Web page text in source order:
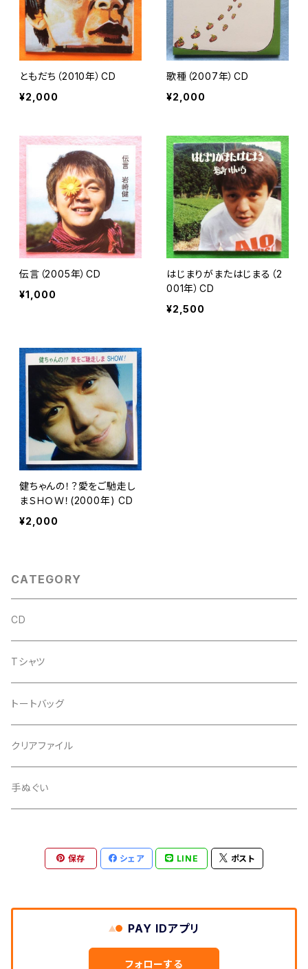
ともだち（2010年）CD
¥2,000
歌種（2007年）CD
¥2,000
伝言（2005年）CD
¥1,000
はじまりがまたはじまる（2
001年）CD
¥2,500
健ちゃんの！？愛をご馳走し
まＳＨＯＷ！(2000年) CD
¥2,000
CATEGORY
CD
Tシャツ
トートバッグ
クリアファイル
手ぬぐい
保存 シェア LINE ポスト
PAY IDアプリ
フォローする